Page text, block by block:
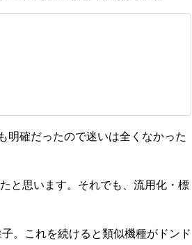
明確だったので迷いは全くなかった
と思います。それでも、流用化・標
。これを続けると類似機種がドンド